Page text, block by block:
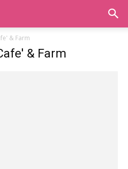
& Farm
& Farm